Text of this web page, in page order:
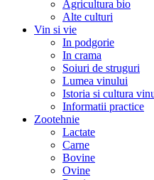
Agricultura bio
Alte culturi
Vin si vie
In podgorie
In crama
Soiuri de struguri
Lumea vinului
Istoria si cultura
Informatii practice
Zootehnie
Lactate
Carne
Bovine
Ovine